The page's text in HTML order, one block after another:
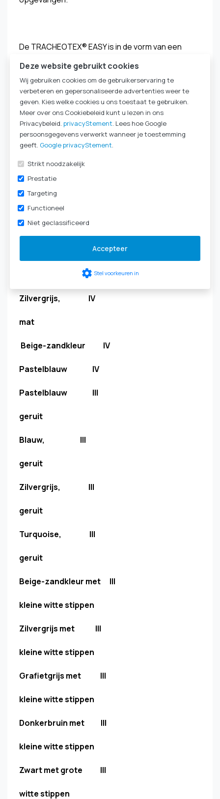
De TRACHEOTEX® EASY is in de vorm van een
modieuze driehoekige sjaal toegesneden en is
verkrijgbaar in verschillende kleuren en patronen.
De sluiting van de doek gebeurt door de uiteinden
ervan in de nek te knopen. TRACHEOTEX® EASY is
wasbaar op 30 °C en geschikt voor meermalig
gebruik. Om hygiënische redenen dient deze
Grijs III
Donkerrood III
Blauwgrijs IV
Grijs-aluminium IV
Zilvergrijs, IV
mat
Beige-zandkleur IV
Pastelblauw IV
Pastelblauw III
geruit
Blauw, III
geruit
Zilvergrijs, III
geruit
Turquoise, III
geruit
Beige-zandkleur met III
kleine witte stippen
Zilvergrijs met III
kleine witte stippen
Grafietgrijs met III
kleine witte stippen
Donkerbruin met III
kleine witte stippen
Zwart met grote III
witte stippen
Deze website gebruikt cookies
Wij gebruiken cookies om de gebruikerservaring te
verbeteren en gepersonaliseerde advertenties weer te
geven. Kies welke cookies u ons toestaat te gebruiken.
Meer over ons Cookiebeleid kunt u lezen in ons
Privacybeleid. privacyStement. Lees hoe Google
persoonsgegevens verwerkt wanneer je toestemming
geeft. Google privacyStement.
Strikt noodzakelijk
Prestatie
Targeting
Functioneel
Niet geclassificeerd
Accepteer
settings Stel voorkeuren in